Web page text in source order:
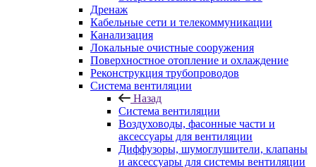
Дренаж
Кабельные сети и телекоммуникации
Канализация
Локальные очистные сооружения
Поверхностное отопление и охлаждение
Реконструкция трубопроводов
Система вентиляции
Назад
Система вентиляции
Воздуховоды, фасонные части и
аксессуары для вентиляции
Диффузоры, шумоглушители, клапаны
и аксессуары для системы вентиляции